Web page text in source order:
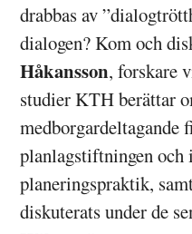
drabbas av
dialogen? Kom och
Håkansson, forskare
studier KTH berättar
medborgardeltagande
planlagstiftningen
planeringspraktik,
diskuterats under de